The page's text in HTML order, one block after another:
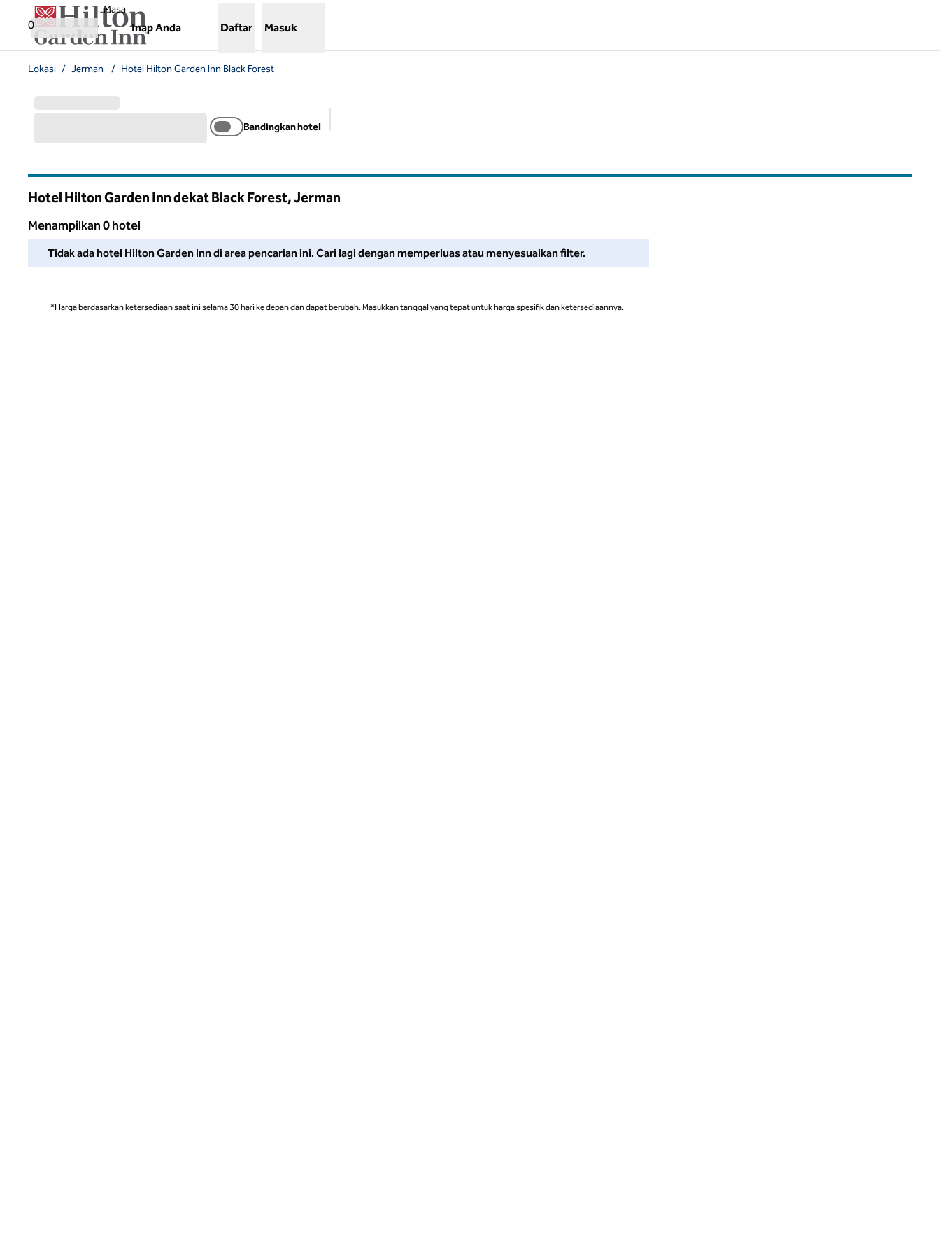
Lompati ke Konten
0
Masa
Inap Anda
,Membuka tab baru
Daftar Masuk
Lokasi / Jerman / Hotel Hilton Garden Inn Black Forest
Bandingkan hotel
Hotel Hilton Garden Inn dekat Black Forest, Jerman
Menampilkan 0 hotel
Kami tidak dapat menemukan hotel untuk Anda di area ini. Sesuaikan filter atau coba perluas pencarian Anda untuk mendapatkan hasil lebih banyak.
Tidak ada hotel Hilton Garden Inn di area pencarian ini. Cari lagi dengan memperluas atau menyesuaikan filter.
*Harga berdasarkan ketersediaan saat ini selama 30 hari ke depan dan dapat berubah. Masukkan tanggal yang tepat untuk harga spesifik dan ketersediaannya.